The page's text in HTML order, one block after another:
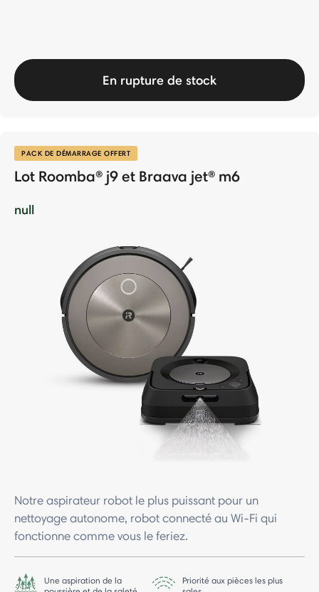
En rupture de stock
PACK DE DÉMARRAGE OFFERT
Lot Roomba® j9 et Braava jet® m6
null
Notre aspirateur robot le plus puissant pour un
nettoyage autonome, robot connecté au Wi-Fi qui
fonctionne comme vous le feriez.
Une aspiration de la
Priorité aux pièces les plus